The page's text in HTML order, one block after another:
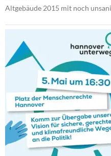
Altgebäude 2015 mit noch